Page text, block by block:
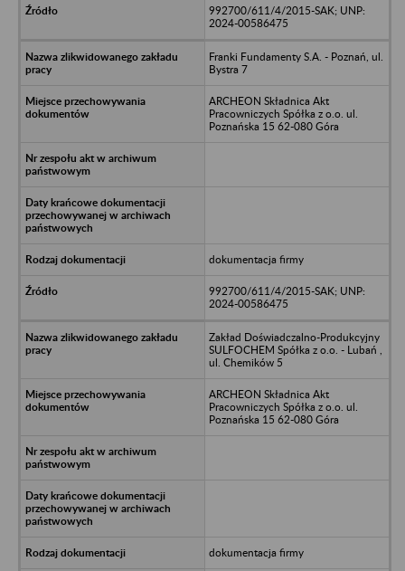
992700/611/4/2015-SAK; UNP:
2024-00586475
Franki Fundamenty S.A. - Poznań, ul.
Bystra 7
ARCHEON Składnica Akt
Pracowniczych Spółka z o.o. ul.
Poznańska 15 62-080 Góra
dokumentacja firmy
992700/611/4/2015-SAK; UNP:
2024-00586475
Zakład Doświadczalno-Produkcyjny
SULFOCHEM Spółka z o.o. - Lubań ,
ul. Chemików 5
ARCHEON Składnica Akt
Pracowniczych Spółka z o.o. ul.
Poznańska 15 62-080 Góra
dokumentacja firmy